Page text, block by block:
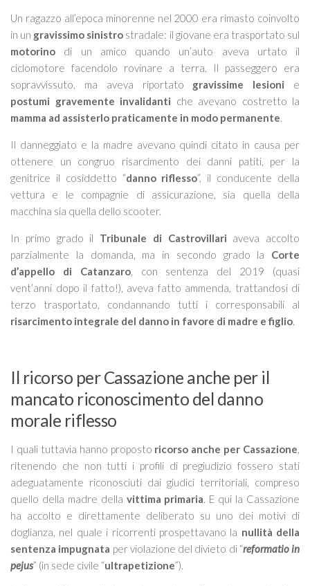
Un ragazzo all’epoca minorenne nel 2000 era rimasto coinvolto
in un gravissimo sinistro stradale: il giovane era trasportato sul
motorino di un amico quando un’auto aveva urtato il
ciclomotore facendolo rovinare a terra. Il passeggero era
sopravvissuto, ma aveva riportato gravissime lesioni e
postumi gravemente invalidanti che avevano costretto la
mamma ad assisterlo praticamente in modo permanente.
Il danneggiato e la madre avevano quindi citato in causa per
ottenere un congruo risarcimento dei danni patiti, per la
genitrice il cosiddetto “danno riflesso”, il conducente della
vettura e le compagnie di assicurazione, sia quella della
macchina sia quella dello scooter.
In primo grado il Tribunale di Castrovillari aveva accolto
parzialmente la domanda, ma in secondo grado la Corte
d’appello di Catanzaro, con sentenza del 2019 (quasi
vent’anni dopo il fatto!), aveva fatto ammenda, trattandosi di
terzo trasportato, condannando tutti i corresponsabili al
risarcimento integrale del danno in favore di madre e figlio.
Il ricorso per Cassazione anche per il
mancato riconoscimento del danno
morale riflesso
I quali tuttavia hanno proposto ricorso anche per Cassazione,
ritenendo che non tutti i profili di pregiudizio fossero stati
adeguatamente riconosciuti dai giudici territoriali, compreso
quello della madre della vittima primaria. E qui la Cassazione
ha accolto e direttamente deliberato su uno dei motivi di
doglianza, nel quale i ricorrenti prospettavano la nullità della
sentenza impugnata per violazione del divieto di “reformatio in
pejus” (in sede civile “ultrapetizione”).